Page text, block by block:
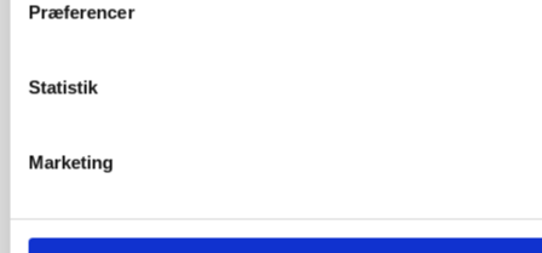
Præferencer
Statistik
Marketing